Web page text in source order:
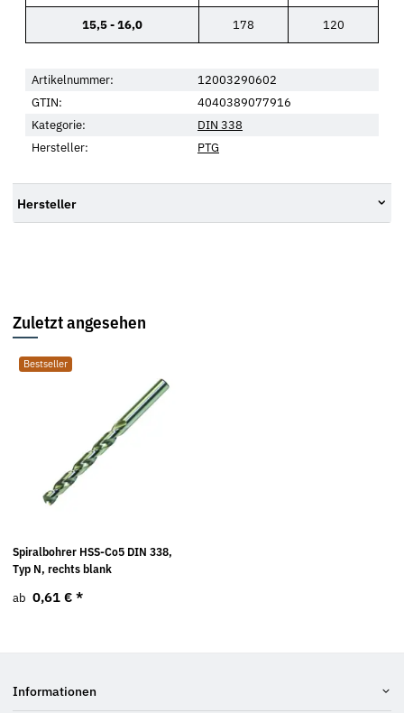
15,5 - 16,0 178 120
Artikelnummer:
12003290602
GTIN:
4040389077916
Kategorie:
DIN 338
Hersteller:
PTG
Hersteller
Zuletzt angesehen
Bestseller
Spiralbohrer HSS-Co5 DIN 338,
Typ N, rechts blank
ab 0,61 € *
Informationen